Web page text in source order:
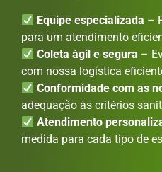
Equipe especializada –
para um atendimento
Coleta ágil e segura –
com nossa logística
Conformidade com as
adequação às critérios
Atendimento
medida para cada tipo de